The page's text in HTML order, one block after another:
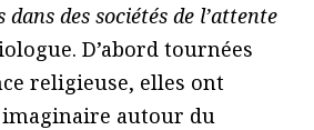
des sociétés de l’attente
D’abord tournées
religieuse, elles ont
autour du